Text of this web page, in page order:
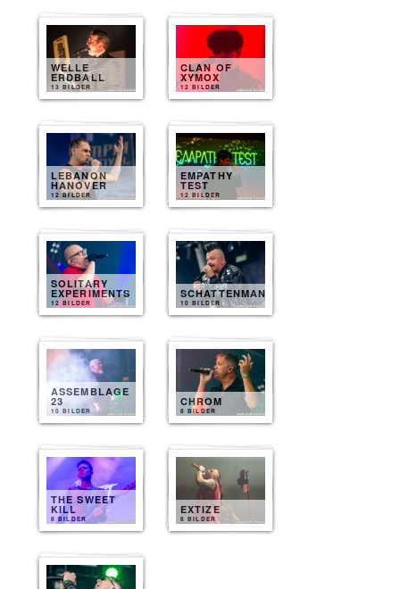
WELLE
ERDBALL
13 BILDER
CLAN OF
XYMOX
12 BILDER
LEBANON
HANOVER
12 BILDER
EMPATHY
TEST
12 BILDER
SOLITARY
EXPERIMENTS
12 BILDER
SCHATTENMANN
10 BILDER
ASSEMBLAGE
23
10 BILDER
CHROM
8 BILDER
THE SWEET
KILL
8 BILDER
EXTIZE
8 BILDER